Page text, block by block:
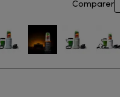
Comparer